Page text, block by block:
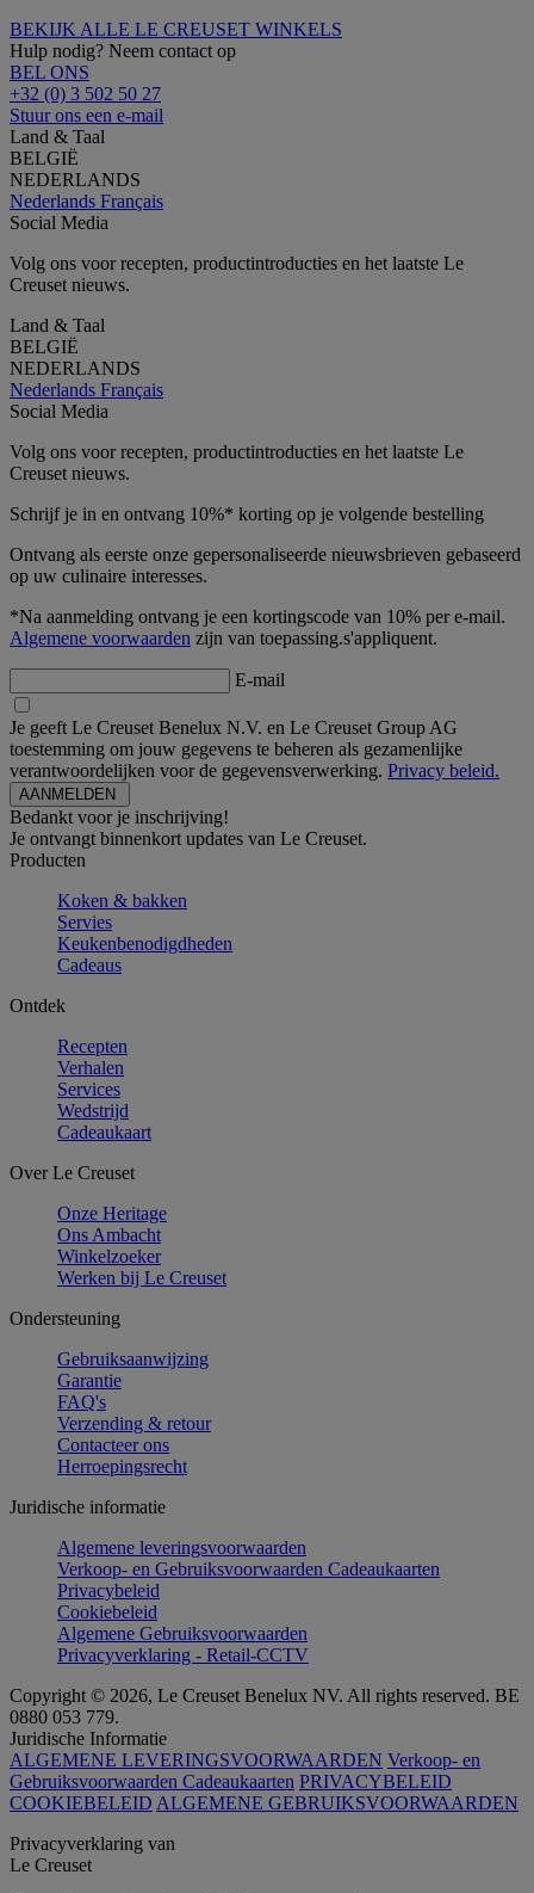
BEKIJK ALLE LE CREUSET WINKELS
Hulp nodig? Neem contact op
BEL ONS
+32 (0) 3 502 50 27
Stuur ons een e-mail
Land & Taal
BELGIË
NEDERLANDS
Nederlands Français
Social Media
Volg ons voor recepten, productintroducties en het laatste Le
Creuset nieuws.
Land & Taal
BELGIË
NEDERLANDS
Nederlands Français
Social Media
Volg ons voor recepten, productintroducties en het laatste Le
Creuset nieuws.
Schrijf je in en ontvang 10%* korting op je volgende bestelling
Ontvang als eerste onze gepersonaliseerde nieuwsbrieven gebaseerd
op uw culinaire interesses.
*Na aanmelding ontvang je een kortingscode van 10% per e-mail.
Algemene voorwaarden zijn van toepassing.s'appliquent.
E-mail
Je geeft Le Creuset Benelux N.V. en Le Creuset Group AG
toestemming om jouw gegevens te beheren als gezamenlijke
verantwoordelijken voor de gegevensverwerking. Privacy beleid.
Bedankt voor je inschrijving!
Je ontvangt binnenkort updates van Le Creuset.
Producten
Koken & bakken
Servies
Keukenbenodigdheden
Cadeaus
Ontdek
Recepten
Verhalen
Services
Wedstrijd
Cadeaukaart
Over Le Creuset
Onze Heritage
Ons Ambacht
Winkelzoeker
Werken bij Le Creuset
Ondersteuning
Gebruiksaanwijzing
Garantie
FAQ's
Verzending & retour
Contacteer ons
Herroepingsrecht
Juridische informatie
Algemene leveringsvoorwaarden
Verkoop- en Gebruiksvoorwaarden Cadeaukaarten
Privacybeleid
Cookiebeleid
Algemene Gebruiksvoorwaarden
Privacyverklaring - Retail-CCTV
Copyright © 2026, Le Creuset Benelux NV. All rights reserved. BE
0880 053 779.
Juridische Informatie
ALGEMENE LEVERINGSVOORWAARDEN Verkoop- en
Gebruiksvoorwaarden Cadeaukaarten PRIVACYBELEID
COOKIEBELEID ALGEMENE GEBRUIKSVOORWAARDEN
Privacyverklaring van
Le Creuset